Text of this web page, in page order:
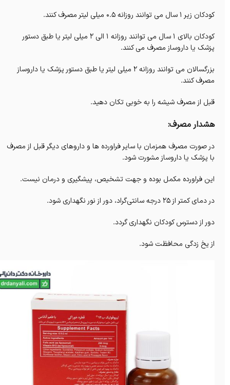
کودکان زیر 1 سال می توانند روزانه 0.5 میلی لیتر مصرف کنند.
کودکان بالای 1 سال می توانند روزانه 1 الی 2 میلی لیتر یا طبق دستور
پزشک یا داروساز مصرف می کنند.
بزرگسالان می توانند روزانه 2 میلی لیتر یا طبق دستور پزشک یا داروساز
مصرف کنند.
قبل از مصرف شیشه را به خوبی تکان دهید.
هشدار مصرف:
در صورت مصرف همزمان با سایر فراورده ها و داروهای دیگر قبل از مصرف
با پزشک یا داروساز مشورت شود.
این فراورده مکمل بوده و جهت تشخیص، پیشگیری و درمان نیست.
در دمای کمتر از 25 درجه سانتی‌گراد، دور از نور نگهداری شود.
دور از دسترس کودکان نگهداری گردد.
از یخ زدگی محافظت شود.